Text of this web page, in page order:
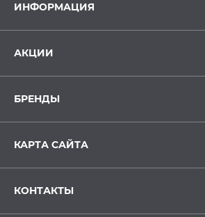
ИНФОРМАЦИЯ
АКЦИИ
БРЕНДЫ
КАРТА САЙТА
КОНТАКТЫ